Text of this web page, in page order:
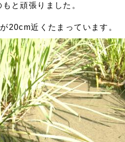
と頑張りました。
20cm近くたまっています。